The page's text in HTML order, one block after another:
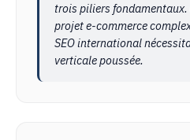
trois piliers
projet e-commerce
SEO international
verticale poussée.